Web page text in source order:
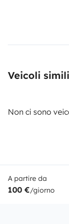
Veicoli
Non ci sono
A partire da
100 €/giorno